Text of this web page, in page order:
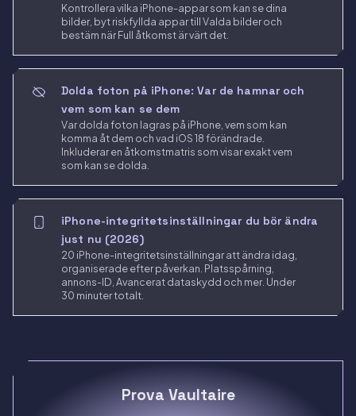
Kontrollera vilka iPhone-appar som kan se dina
bilder, byt riskfyllda appar till Valda bilder och
bestäm när Full åtkomst är värt det.
Dolda foton på iPhone: Var de hamnar och
vem som kan se dem
Var dolda foton lagras på iPhone, vem som kan
komma åt dem och vad iOS 18 förändrade.
Inkluderar en åtkomstmatris som visar exakt vem
som kan se dolda.
iPhone-integritetsinställningar du bör ändra
just nu (2026)
20 iPhone-integritetsinställningar att ändra idag,
organiserade efter påverkan. Platsspårning,
annons-ID, Avancerat dataskydd och mer. Under
30 minuter totalt.
Prova Vaultaire